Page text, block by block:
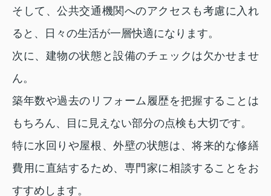
そして、公共交通機関へのアクセスも考慮に入れ
ると、日々の生活が一層快適になります。
次に、建物の状態と設備のチェックは欠かせませ
ん。
築年数や過去のリフォーム履歴を把握することは
もちろん、目に見えない部分の点検も大切です。
特に水回りや屋根、外壁の状態は、将来的な修繕
費用に直結するため、専門家に相談することをお
すすめします。